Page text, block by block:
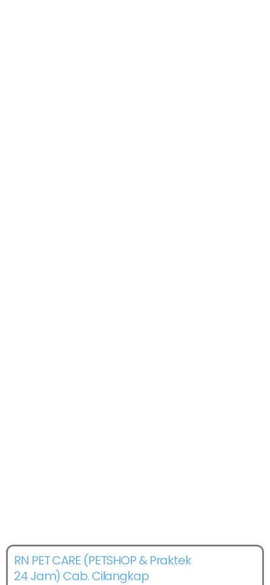
RN PET CARE (PETSHOP & Praktek
24 Jam) Cab. Cilangkap